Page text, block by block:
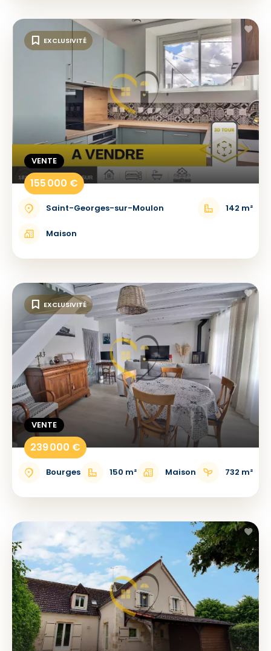
VENTE
155 000 €
Saint-Georges-sur-Moulon 142 m²
Maison
EXCLUSIVITÉ
VENTE
239 000 €
Bourges 150 m² Maison 732 m²
EXCLUSIVITÉ